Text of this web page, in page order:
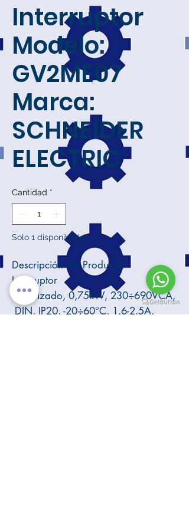
Interruptor
Modelo:
GV2ME07
Marca:
SCHNEIDER
ELECTRIC
Cantidad *
Solo 1 disponible(s)
Descripción del Producto:
Interruptor
motorizado, 0,75kW, 230÷690VCA,
DIN, IP20, -20÷60°C, 1.6-2.5A.